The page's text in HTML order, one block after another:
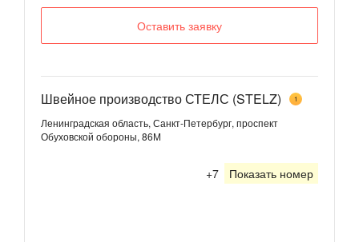
Оставить заявку
Швейное производство СТЕЛС (STELZ) 1
Ленинградская область, Санкт-Петербург, проспект
Обуховской обороны, 86М
+7 Показать номер